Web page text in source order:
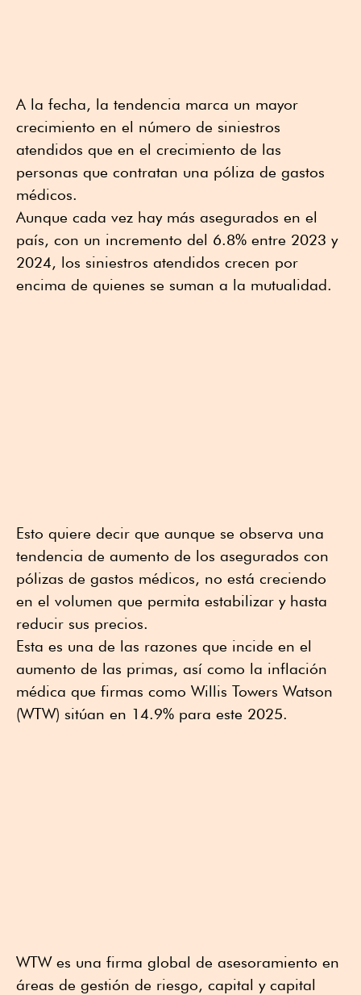
A la fecha, la tendencia marca un mayor
crecimiento en el número de siniestros
atendidos que en el crecimiento de las
personas que contratan una póliza de gastos
médicos.
Aunque cada vez hay más asegurados en el
país, con un incremento del 6.8% entre 2023 y
2024, los siniestros atendidos crecen por
encima de quienes se suman a la mutualidad.
Esto quiere decir que aunque se observa una
tendencia de aumento de los asegurados con
pólizas de gastos médicos, no está creciendo
en el volumen que permita estabilizar y hasta
reducir sus precios.
Esta es una de las razones que incide en el
aumento de las primas, así como la inflación
médica que firmas como Willis Towers Watson
(WTW) sitúan en 14.9% para este 2025.
WTW es una firma global de asesoramiento en
áreas de gestión de riesgo, capital y capital